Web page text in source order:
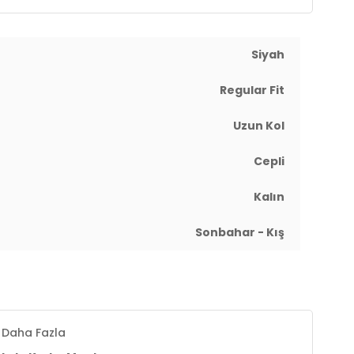
Siyah
Regular Fit
Uzun Kol
Cepli
Kalın
Sonbahar - Kış
Daha Fazla